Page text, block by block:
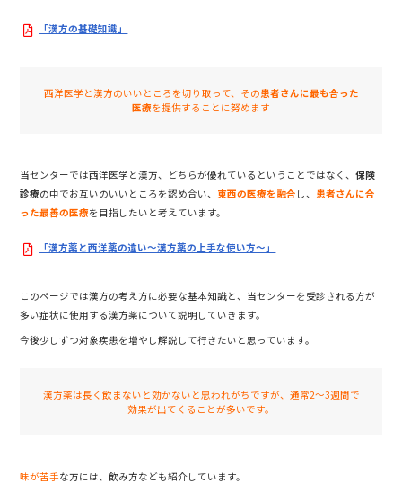
「漢方の基礎知識」
西洋医学と漢方のいいところを切り取って、その患者さんに最も合った
医療を提供することに努めます
当センターでは西洋医学と漢方、どちらが優れているということではなく、保険
診療の中でお互いのいいところを認め合い、 東西の医療を融合 し、 患者さんに合
った最善の医療を目指したいと考えています。
「漢方薬と西洋薬の違い〜漢方薬の上手な使い方〜」
このページでは漢方の考え方に必要な基本知識と、当センターを受診される方が
多い症状に使用する漢方薬について説明していきます。
今後少しずつ対象疾患を増やし解説して行きたいと思っています。
漢方薬は長く飲まないと効かないと思われがちですが、通常2〜3週間で
効果が出てくることが多いです。
味が苦手な方には、飲み方なども紹介しています。